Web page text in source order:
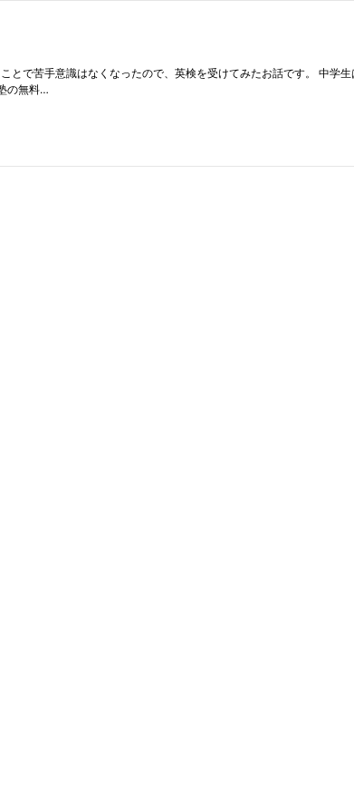
とで苦手意識はなくなったので、英検を受けてみたお話です。 中学
の無料…